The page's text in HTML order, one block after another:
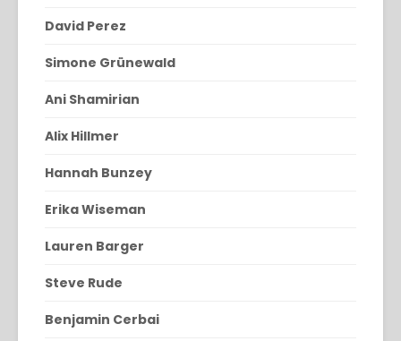
David Perez
Simone Grünewald
Ani Shamirian
Alix Hillmer
Hannah Bunzey
Erika Wiseman
Lauren Barger
Steve Rude
Benjamin Cerbai